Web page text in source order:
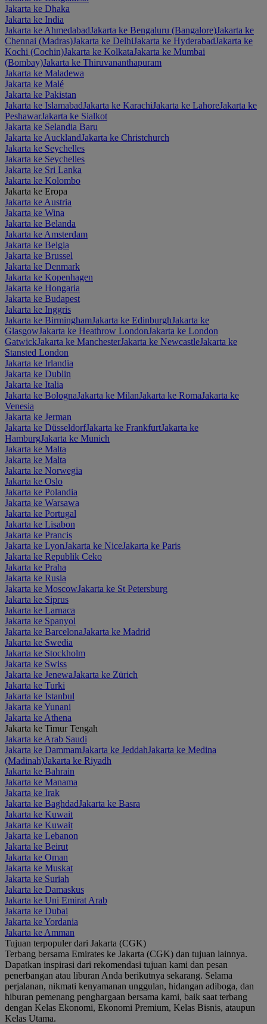
Jakarta ke Dhaka
Jakarta ke India
Jakarta ke AhmedabadJakarta ke Bengaluru (Bangalore)Jakarta ke
Chennai (Madras)Jakarta ke DelhiJakarta ke HyderabadJakarta ke
Kochi (Cochin)Jakarta ke KolkataJakarta ke Mumbai
(Bombay)Jakarta ke Thiruvananthapuram
Jakarta ke Maladewa
Jakarta ke Malé
Jakarta ke Pakistan
Jakarta ke IslamabadJakarta ke KarachiJakarta ke LahoreJakarta ke
PeshawarJakarta ke Sialkot
Jakarta ke Selandia Baru
Jakarta ke AucklandJakarta ke Christchurch
Jakarta ke Seychelles
Jakarta ke Seychelles
Jakarta ke Sri Lanka
Jakarta ke Kolombo
Jakarta ke Eropa
Jakarta ke Austria
Jakarta ke Wina
Jakarta ke Belanda
Jakarta ke Amsterdam
Jakarta ke Belgia
Jakarta ke Brussel
Jakarta ke Denmark
Jakarta ke Kopenhagen
Jakarta ke Hongaria
Jakarta ke Budapest
Jakarta ke Inggris
Jakarta ke BirminghamJakarta ke EdinburghJakarta ke
GlasgowJakarta ke Heathrow LondonJakarta ke London
GatwickJakarta ke ManchesterJakarta ke NewcastleJakarta ke
Stansted London
Jakarta ke Irlandia
Jakarta ke Dublin
Jakarta ke Italia
Jakarta ke BolognaJakarta ke MilanJakarta ke RomaJakarta ke
Venesia
Jakarta ke Jerman
Jakarta ke DüsseldorfJakarta ke FrankfurtJakarta ke
HamburgJakarta ke Munich
Jakarta ke Malta
Jakarta ke Malta
Jakarta ke Norwegia
Jakarta ke Oslo
Jakarta ke Polandia
Jakarta ke Warsawa
Jakarta ke Portugal
Jakarta ke Lisabon
Jakarta ke Prancis
Jakarta ke LyonJakarta ke NiceJakarta ke Paris
Jakarta ke Republik Ceko
Jakarta ke Praha
Jakarta ke Rusia
Jakarta ke MoscowJakarta ke St Petersburg
Jakarta ke Siprus
Jakarta ke Larnaca
Jakarta ke Spanyol
Jakarta ke BarcelonaJakarta ke Madrid
Jakarta ke Swedia
Jakarta ke Stockholm
Jakarta ke Swiss
Jakarta ke JenewaJakarta ke Zürich
Jakarta ke Turki
Jakarta ke Istanbul
Jakarta ke Yunani
Jakarta ke Athena
Jakarta ke Timur Tengah
Jakarta ke Arab Saudi
Jakarta ke DammamJakarta ke JeddahJakarta ke Medina
(Madinah)Jakarta ke Riyadh
Jakarta ke Bahrain
Jakarta ke Manama
Jakarta ke Irak
Jakarta ke BaghdadJakarta ke Basra
Jakarta ke Kuwait
Jakarta ke Kuwait
Jakarta ke Lebanon
Jakarta ke Beirut
Jakarta ke Oman
Jakarta ke Muskat
Jakarta ke Suriah
Jakarta ke Damaskus
Jakarta ke Uni Emirat Arab
Jakarta ke Dubai
Jakarta ke Yordania
Jakarta ke Amman
Tujuan terpopuler dari Jakarta (CGK)
Terbang bersama Emirates ke Jakarta (CGK) dan tujuan lainnya.
Dapatkan inspirasi dari rekomendasi tujuan kami dan pesan
penerbangan atau liburan Anda berikutnya sekarang. Selama
perjalanan, nikmati kenyamanan unggulan, hidangan adiboga, dan
hiburan pemenang penghargaan bersama kami, baik saat terbang
dengan Kelas Ekonomi, Ekonomi Premium, Kelas Bisnis, ataupun
Kelas Utama.